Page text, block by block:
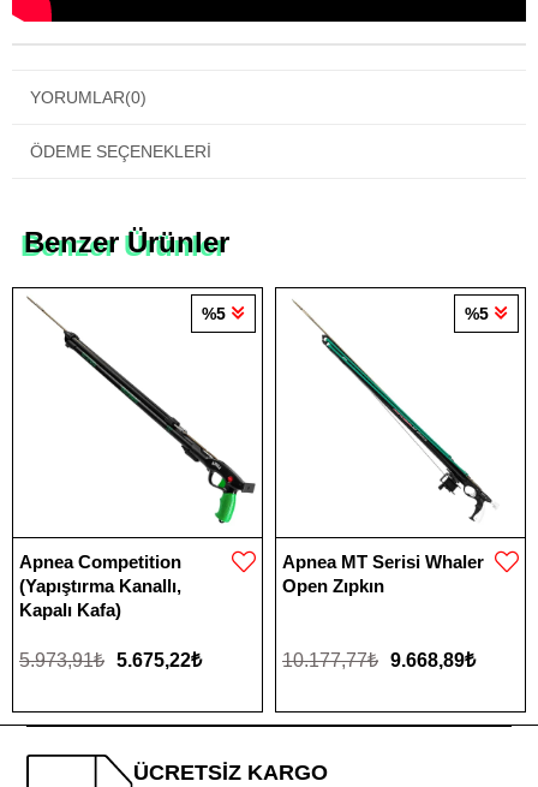
YORUMLAR(0)
ÖDEME SEÇENEKLERI
Benzer Ürünler
Apnea Competition
(Yapıştırma Kanallı,
Kapalı Kafa)
5.675,22₺
5.973,91₺
%5
Apnea MT Serisi Whaler
Open Zıpkın
9.668,89₺
10.177,77₺
%5
ÜCRETSİZ KARGO